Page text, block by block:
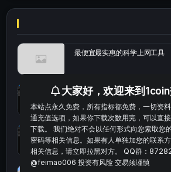
最便宜最实惠的科学上网工具
统计涨跌幅的python代码
okx的短线量化的免费版本
大家好，欢迎来到
本站点永久免费，所有指标都免费，一切资
通充值选项，如果你下载次数用完，可以直
下载。 我们绝对不会以任何形式向您索取您
密码等相关信息。如果有人单独加您的联系
相关信息，请立即拉黑对方。 QQ群：
@feimao006 投资有风险 交易须谨慎